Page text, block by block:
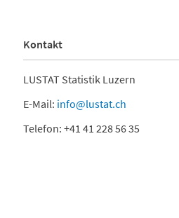
Kontakt
LUSTAT Statistik Luzern
E-Mail: info@lustat.ch
Telefon: +41 41 228 56 35